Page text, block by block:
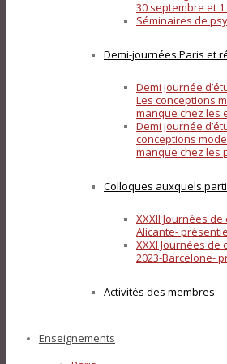
30 septembre et
Séminaires de
Demi-journées Paris et
Demi journée
Les conceptions
manque chez les
Demi journée
conceptions
manque chez les
Colloques auxquels
XXXII Journées
Alicante-
XXXI Journées de
2023-Barcelone-
Activités des membres
Enseignements